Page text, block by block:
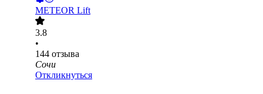
METEOR Lift
3.8
•
144 отзыва
Сочи
Откликнуться